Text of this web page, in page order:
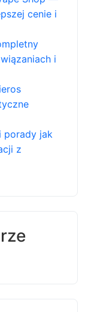
cenie i
i
porady jak
z